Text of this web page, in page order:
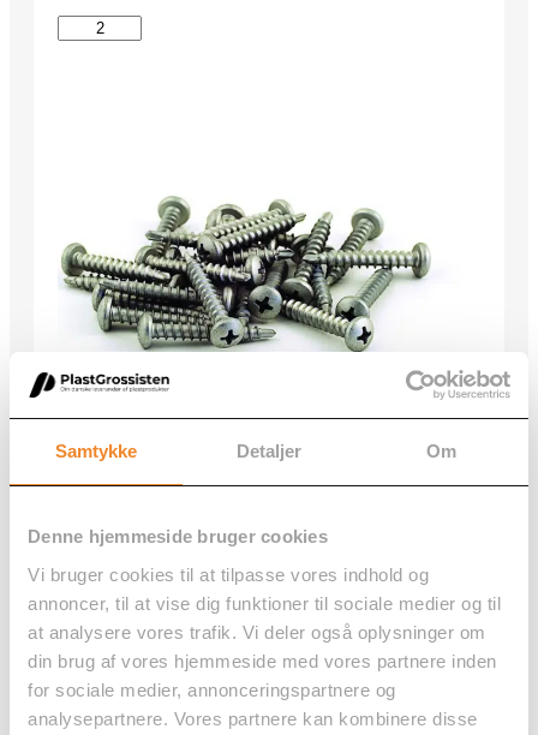
Samtykke Detaljer Om
Denne hjemmeside bruger cookies
Vi bruger cookies til at tilpasse vores indhold og
annoncer, til at vise dig funktioner til sociale medier og til
at analysere vores trafik. Vi deler også oplysninger om
din brug af vores hjemmeside med vores partnere inden
for sociale medier, annonceringspartnere og
analysepartnere. Vores partnere kan kombinere disse
32 mm 25-pak× 4
55,00 kr. stk.